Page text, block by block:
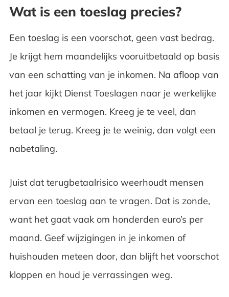
Wat is een toeslag precies?
Een toeslag is een voorschot, geen vast bedrag.
Je krijgt hem maandelijks vooruitbetaald op basis
van een schatting van je inkomen. Na afloop van
het jaar kijkt Dienst Toeslagen naar je werkelijke
inkomen en vermogen. Kreeg je te veel, dan
betaal je terug. Kreeg je te weinig, dan volgt een
nabetaling.
Juist dat terugbetaalrisico weerhoudt mensen
ervan een toeslag aan te vragen. Dat is zonde,
want het gaat vaak om honderden euro’s per
maand. Geef wijzigingen in je inkomen of
huishouden meteen door, dan blijft het voorschot
kloppen en houd je verrassingen weg.